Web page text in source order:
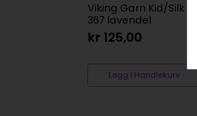
Viking Garn Kid/Silk –
367 lavendel
kr 125,00
Legg I Handlekurv